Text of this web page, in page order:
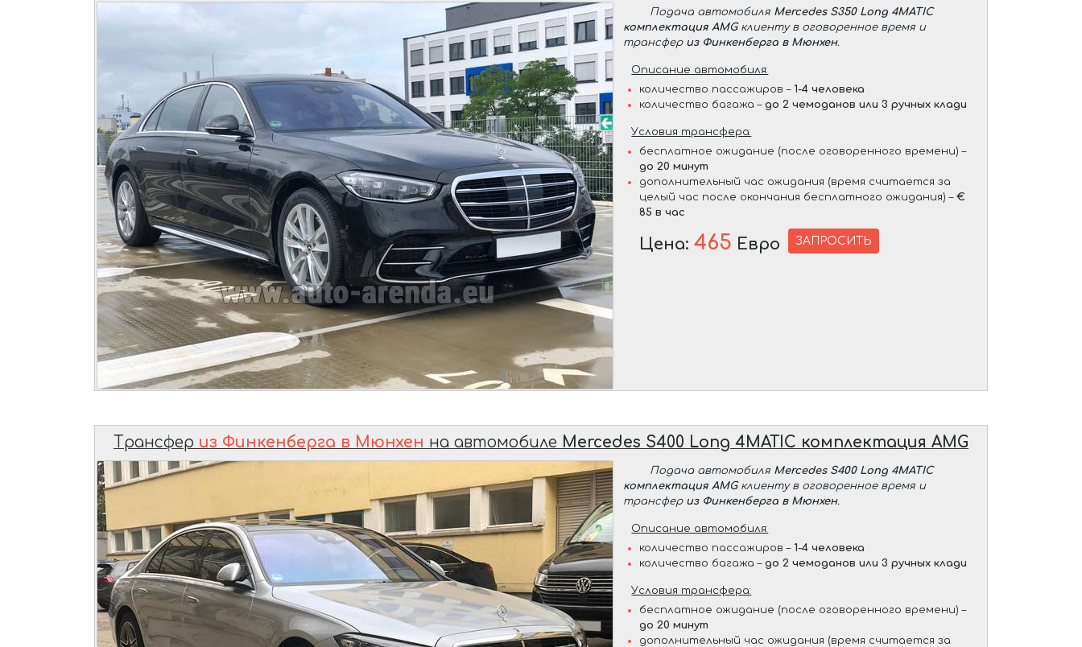
Подача автомобиля Mercedes S350 Long 4MATIC
комплектация AMGклиенту в оговоренное время и
трансфер из Финкенберга в Мюнхен.
Описание автомобиля:
количество пассажиров –1-4 человека
количество багажа –до 2 чемоданов или 3 ручных клади
Условия трансфера:
бесплатное ожидание (после оговоренного времени) –
до 20 минут
дополнительный час ожидания (время считается за
целый час после окончания бесплатного ожидания) –€
85 в час
Цена:465 Евро ЗАПРОСИТЬ
Трансфер из Финкенберга в Мюнхен на автомобиле Mercedes S400 Long 4MATIC комплектация AMG
Подача автомобиля Mercedes S400 Long 4MATIC
комплектация AMGклиенту в оговоренное время и
трансфер из Финкенберга в Мюнхен.
Описание автомобиля:
количество пассажиров –1-4 человека
количество багажа –до 2 чемоданов или 3 ручных клади
Условия трансфера:
бесплатное ожидание (после оговоренного времени) –
до 20 минут
дополнительный час ожидания (время считается за